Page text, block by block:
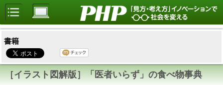
書籍
［イラスト図解版］「医者いらず」の食べ物事典